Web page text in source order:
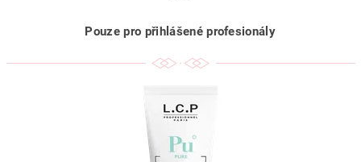
Pouze pro přihlášené profesionály